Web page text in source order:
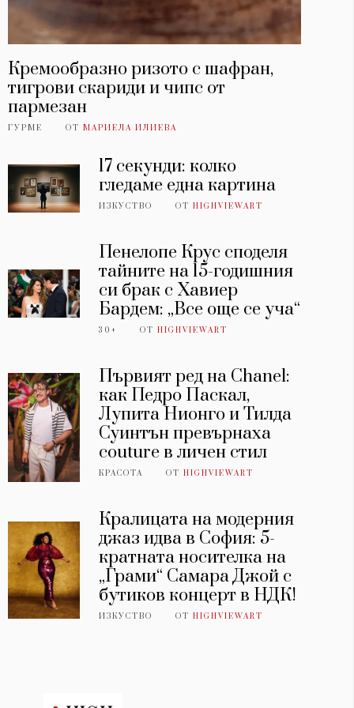
Кремообразно ризото с шафран,
тигрови скариди и чипс от
пармезан
ГУРМЕ ОТ МАРИЕЛА ИЛИЕВА
17 секунди: колко
гледаме една картина
ИЗКУСТВО ОТHIGHVIEWART
Пенелопе Крус споделя
тайните на 15-годишния
си брак с Хавиер
Бардем: „Все още се уча“
30+ ОТHIGHVIEWART
Първият ред на Chanel:
как Педро Паскал,
Лупита Нионго и Тилда
Суинтън превърнаха
couture в личен стил
КРАСОТА ОТHIGHVIEWART
Кралицата на модерния
джаз идва в София: 5-
кратната носителка на
„Грами“ Самара Джой с
бутиков концерт в НДК!
ИЗКУСТВО ОТHIGHVIEWART